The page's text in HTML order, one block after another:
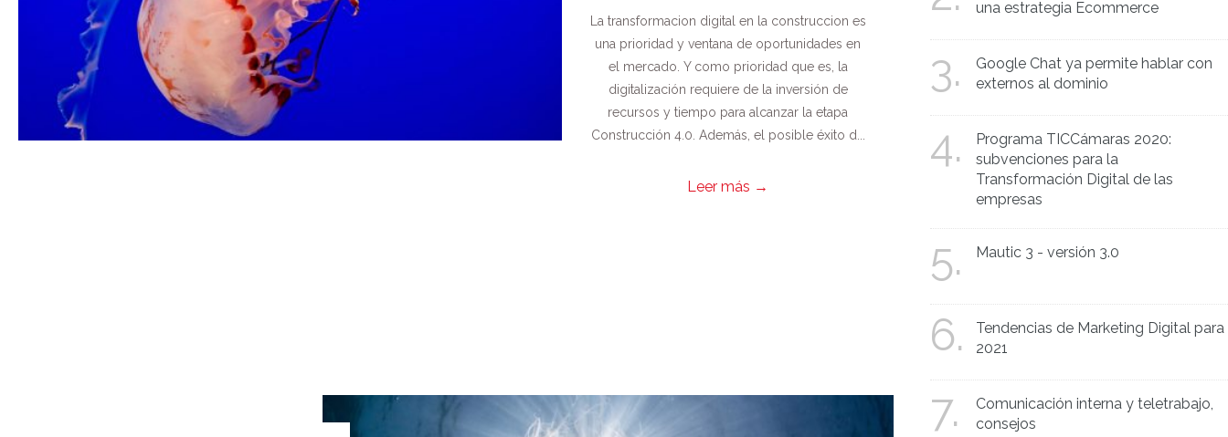
La transformacion digital en la construccion es
una prioridad y ventana de oportunidades en
el mercado. Y como prioridad que es, la
digitalización requiere de la inversión de
recursos y tiempo para alcanzar la etapa
Construcción 4.0. Además, el posible éxito d...
Leer más →
una estrategia Ecommerce
3.
Google Chat ya permite hablar con
externos al dominio
4.
Programa TICCámaras 2020:
subvenciones para la
Transformación Digital de las
empresas
5. Mautic 3 - versión 3.0
6.
Tendencias de Marketing Digital para
2021
7.
Comunicación interna y teletrabajo,
consejos